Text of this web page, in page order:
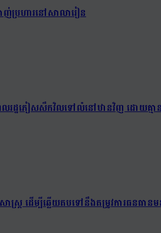
ាញ់ប្រហារនៅសាលារៀន
ពលរដ្ឋភៀសសឹកវិលទៅលំនៅឋានវិញ ដោយគ្មាន
ត្រ ដើម្បីឆ្លើយតបទៅនឹងតម្រូវការធនធា